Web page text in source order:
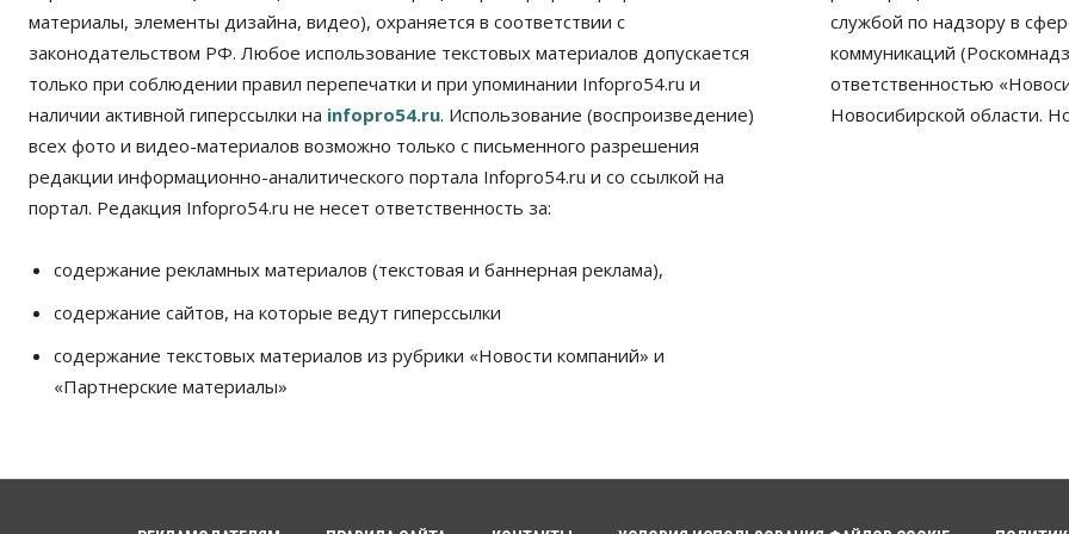
материалы, элементы дизайна, видео), охраняется в соответствии с
законодательством РФ. Любое использование текстовых материалов допускается
только при соблюдении правил перепечатки и при упоминании Infopro54.ru и
наличии активной гиперссылки на infopro54.ru. Использование (воспроизведение)
всех фото и видео-материалов возможно только с письменного разрешения
редакции информационно-аналитического портала Infopro54.ru и со ссылкой на
портал. Редакция Infopro54.ru не несет ответственность за:
содержание рекламных материалов (текстовая и баннерная реклама),
содержание сайтов, на которые ведут гиперссылки
содержание текстовых материалов из рубрики «Новости компаний» и
«Партнерские материалы»
службой по надзору в
коммуникаций
ответственностью
Новосибирской области.